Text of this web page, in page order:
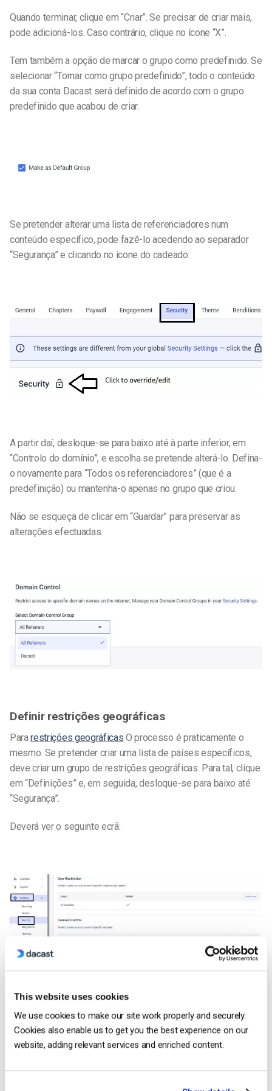
This website uses cookies
We use cookies to make our site work properly and securely.
Cookies also enable us to get you the best experience on our
website, adding relevant services and enriched content.
Quando terminar, clique em “Criar”. Se precisar de criar mais,
pode adicioná-los. Caso contrário, clique no ícone “X”.
Tem também a opção de marcar o grupo como predefinido. Se
selecionar “Tornar como grupo predefinido”, todo o conteúdo
da sua conta Dacast será definido de acordo com o grupo
predefinido que acabou de criar.
Se pretender alterar uma lista de referenciadores num
conteúdo específico, pode fazê-lo acedendo ao separador
“Segurança” e clicando no ícone do cadeado.
A partir daí, desloque-se para baixo até à parte inferior, em
“Controlo do domínio”, e escolha se pretende alterá-lo. Defina-
o novamente para “Todos os referenciadores” (que é a
predefinição) ou mantenha-o apenas no grupo que criou.
Não se esqueça de clicar em “Guardar” para preservar as
alterações efectuadas.
Definir restrições geográficas
Pararestrições geográficas O processo é praticamente o
mesmo. Se pretender criar uma lista de países específicos,
deve criar um grupo de restrições geográficas. Para tal, clique
em “Definições” e, em seguida, desloque-se para baixo até
“Segurança”.
Deverá ver o seguinte ecrã:
Clique em “Adicionar grupo” (localizado na extremidade
solicitadas.
Também tem a opção de definir o grupo como predefinido. Se
selecionar “Tornar como grupo predefinido”, essas definições